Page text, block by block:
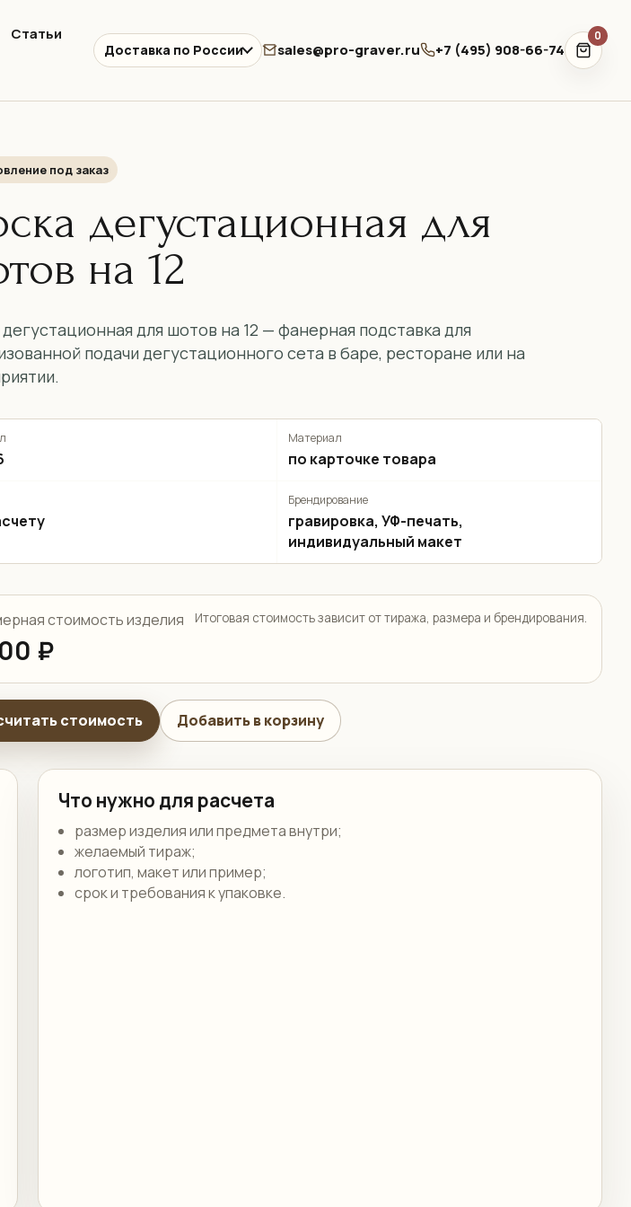
Статьи
Доставка по России sales@pro-graver.ru +7 (495) 908-66-74
0
под заказ
дегустационная для
на 12
для шотов на 12 — фанерная подставка для
подачи дегустационного сета в баре, ресторане или на
Материал
по карточке товара
Брендирование
гравировка, УФ-печать,
индивидуальный макет
стоимость изделия
₽
Итоговая стоимость зависит от тиража, размера и брендирования.
стоимость Добавить в корзину
Что нужно для расчета
размер изделия или предмета внутри;
желаемый тираж;
логотип, макет или пример;
срок и требования к упаковке.